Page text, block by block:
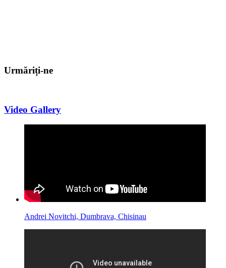
Urmăriți-ne
Video Gallery
Andrei Novitchi, Dumbrava, Chisinau